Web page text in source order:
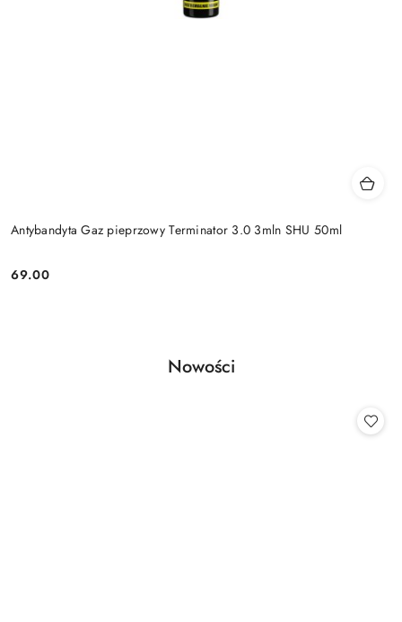
Antybandyta Gaz pieprzowy Terminator 3.0 3mln SHU 50ml
Cena:
69.00
Pomiń karuzelę produktów
Produkty
Nowości